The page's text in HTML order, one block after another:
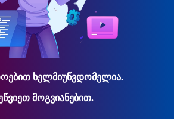
ხელმიუწვდომელია.
მოგვიანებით.